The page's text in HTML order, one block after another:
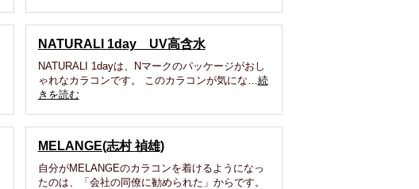
NATURALI 1day UV高含水
NATURALI 1dayは、Nマークのパッケージがおし
ゃれなカラコンです。 このカラコンが気にな…続
きを読む
MELANGE(志村 禎雄)
自分がMELANGEのカラコンを着けるようになっ
たのは、「会社の同僚に勧められた」からです。